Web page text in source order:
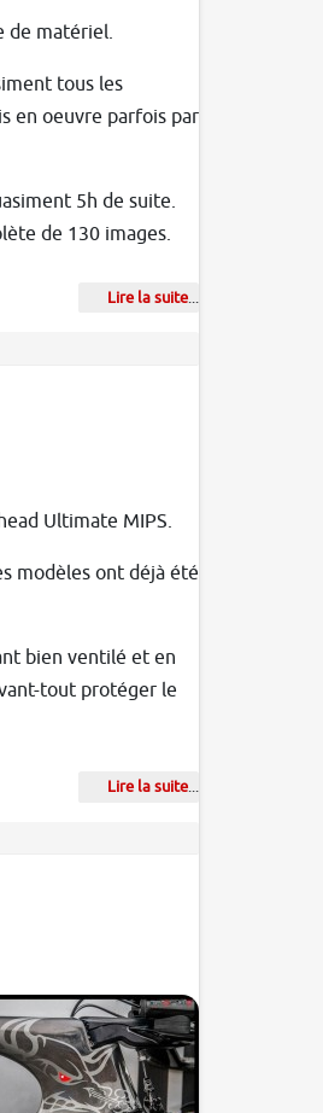
de matériel.
tous les
en oeuvre parfois par
5h de suite.
de 130 images.
Lire la suite...
Ultimate MIPS.
modèles ont déjà été
bien ventilé et en
tout protéger le
Lire la suite...